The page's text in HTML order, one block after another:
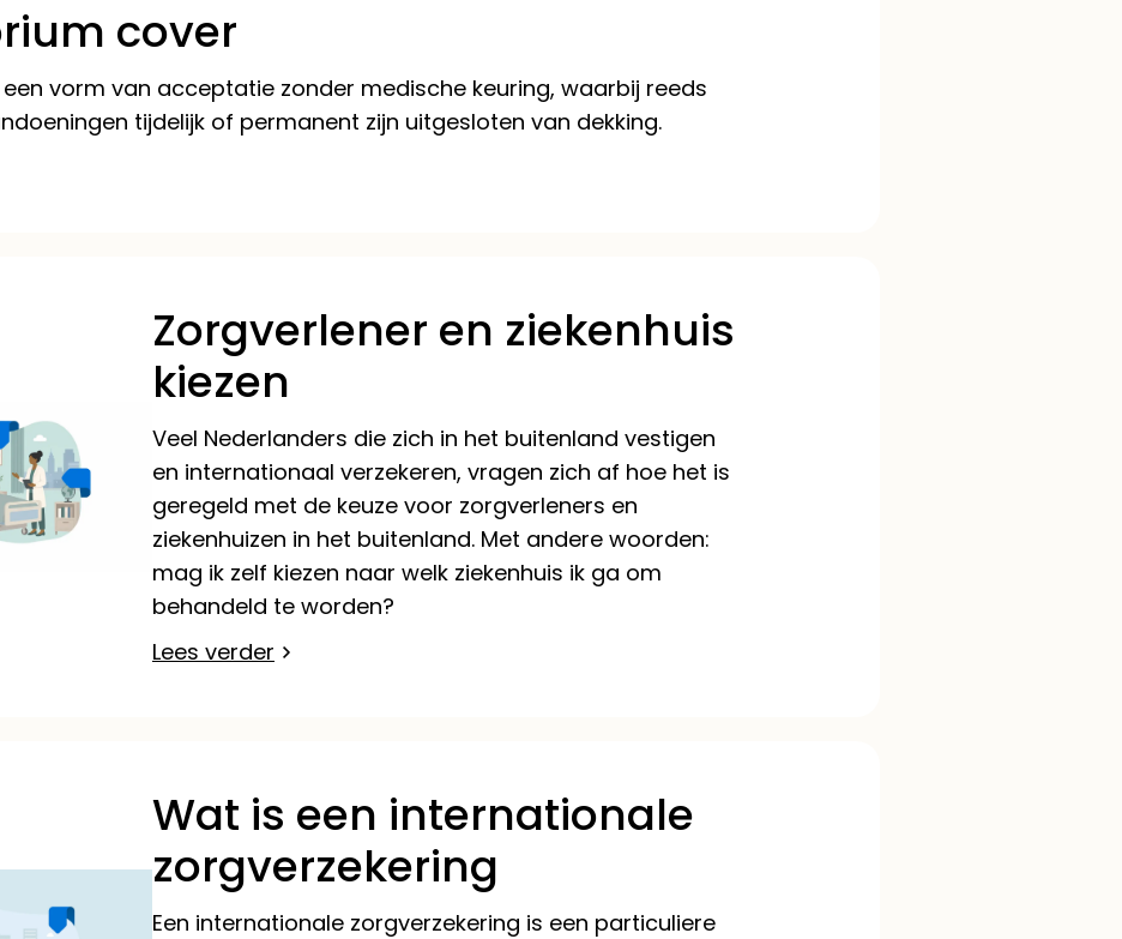
cover
vorm van acceptatie zonder medische keuring, waarbij reeds
tijdelijk of permanent zijn uitgesloten van dekking.
Zorgverlener en ziekenhuis
kiezen
Veel Nederlanders die zich in het buitenland vestigen
en internationaal verzekeren, vragen zich af hoe het is
geregeld met de keuze voor zorgverleners en
ziekenhuizen in het buitenland. Met andere woorden:
mag ik zelf kiezen naar welk ziekenhuis ik ga om
behandeld te worden?
Lees verder
Wat is een internationale
zorgverzekering
Een internationale zorgverzekering is een particuliere